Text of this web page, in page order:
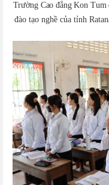
Trường Cao đẳng Kon Tum
đào tạo nghề của tỉnh